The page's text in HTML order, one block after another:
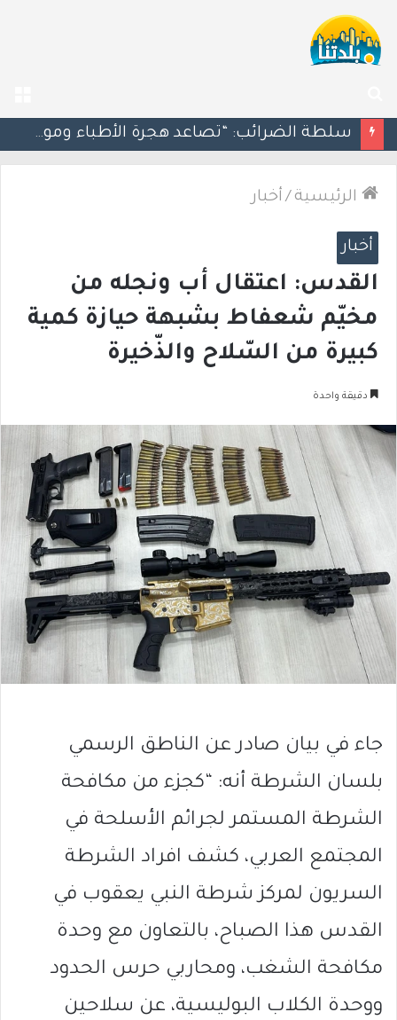
عن
مسؤول إسرائيلي: الحكومة اللبنانية وافقت على وجود الجيش الإسرائيلي داخل أراضيها
الرئيسية / أخبار
أخبار
القدس: اعتقال أب ونجله من
مخيّم شعفاط بشبهة حيازة كمية
كبيرة من السّلاح والذّخيرة
دقيقة واحدة
جاء في بيان صادر عن الناطق الرسمي
بلسان الشرطة أنه: “كجزء من مكافحة
الشرطة المستمر لجرائم الأسلحة في
المجتمع العربي، كشف افراد الشرطة
السريون لمركز شرطة النبي يعقوب في
القدس هذا الصباح، بالتعاون مع وحدة
مكافحة الشغب، ومحاربي حرس الحدود
ووحدة الكلاب البوليسية، عن سلاحين